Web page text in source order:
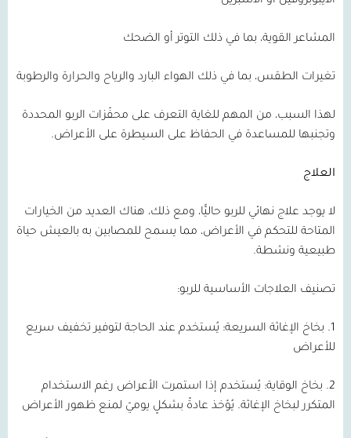
المشاعر القوية، بما في ذلك التوتر أو الضحك
تغيرات الطقس، بما في ذلك الهواء البارد والرياح والحرارة والرطوبة
لهذا السبب، من المهم للغاية التعرف على محفّزات الربو المحددة
وتجنبها للمساعدة في الحفاظ على السيطرة على الأعراض.
العلاج
لا يوجد علاج نهائي للربو حاليًّا، ومع ذلك، هناك العديد من الخيارات
المتاحة للتحكم في الأعراض، مما يسمح للمصابين به بالعيش حياة
طبيعية ونشطة.
تصنيف العلاجات الأساسية للربو:
1. بخاخ الإغاثة السريعة: يُستخدم عند الحاجة لتوفير تخفيف سريع
للأعراض
2. بخاخ الوقاية: يُستخدم إذا استمرت الأعراض رغم الاستخدام
المتكرر لبخاخ الإغاثة. يُؤخذ عادةً بشكلٍ يوميّ لمنع ظهور الأعراض